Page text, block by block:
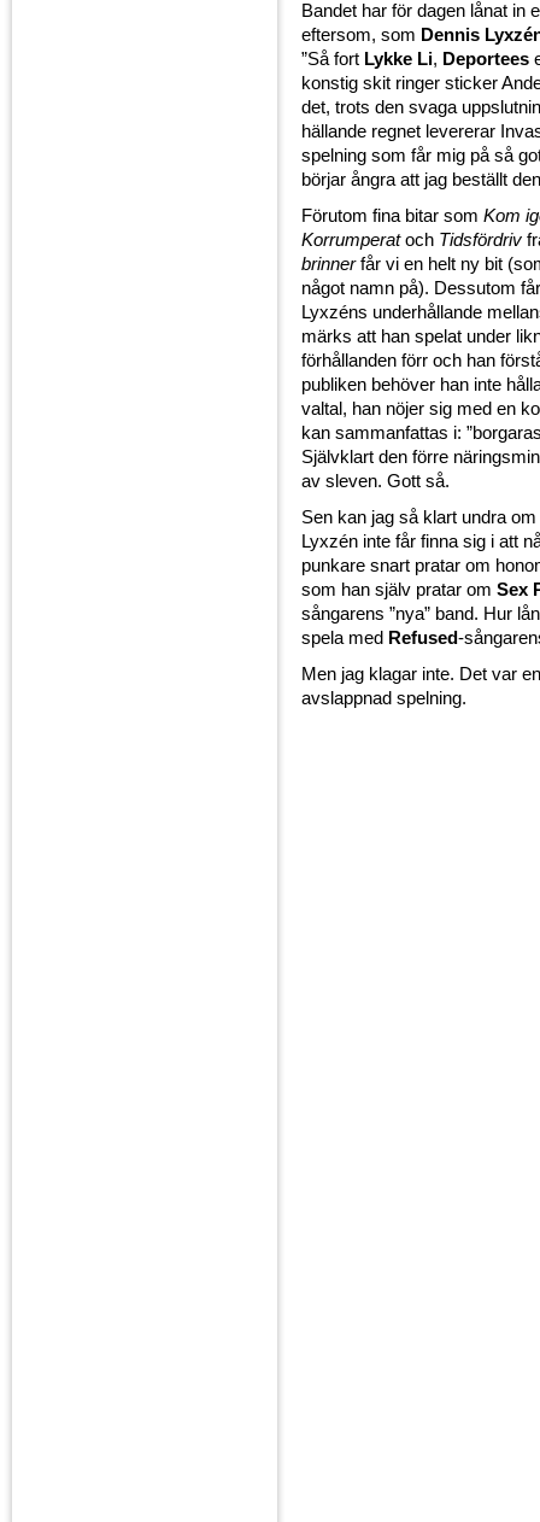
Bandet har för dagen lånat in
eftersom, som Dennis
”Så fort Lykke Li, Deportees
konstig skit ringer sticker
det, trots den svaga
hällande regnet levererar
spelning som får mig på så
börjar ångra att jag beställt
Förutom fina bitar som Kom
Korrumperatoch Tidsfördriv
brinnerfår vi en helt ny bit
något namn på). Dessutom
Lyxzéns underhållande
märks att han spelat under
förhållanden förr och han
publiken behöver han inte
valtal, han nöjer sig med en
kan sammanfattas i:
Självklart den förre
av sleven. Gott så.
Sen kan jag så klart undra
Lyxzén inte får finna sig i att
punkare snart pratar om
som han själv pratar om Sex
sångarens ”nya” band. Hur
spela med Refused-
Men jag klagar inte. Det var
avslappnad spelning.